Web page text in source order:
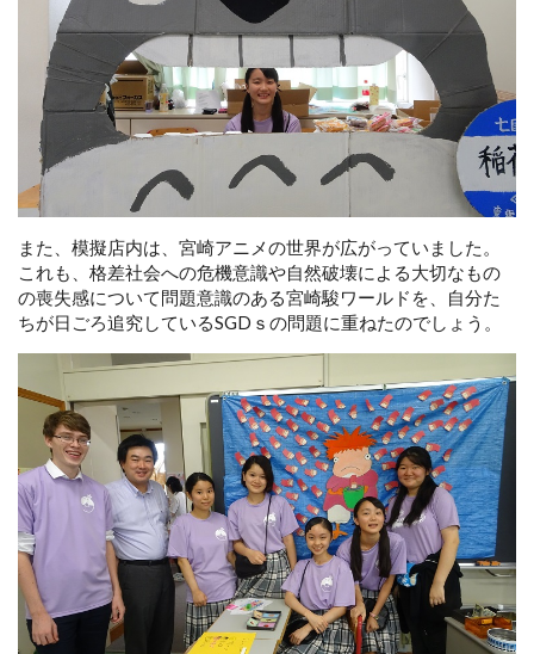
また、模擬店内は、宮崎アニメの世界が広がっていました。
これも、格差社会への危機意識や自然破壊による大切なもの
の喪失感について問題意識のある宮崎駿ワールドを、自分た
ちが日ごろ追究しているSGDｓの問題に重ねたのでしょう。